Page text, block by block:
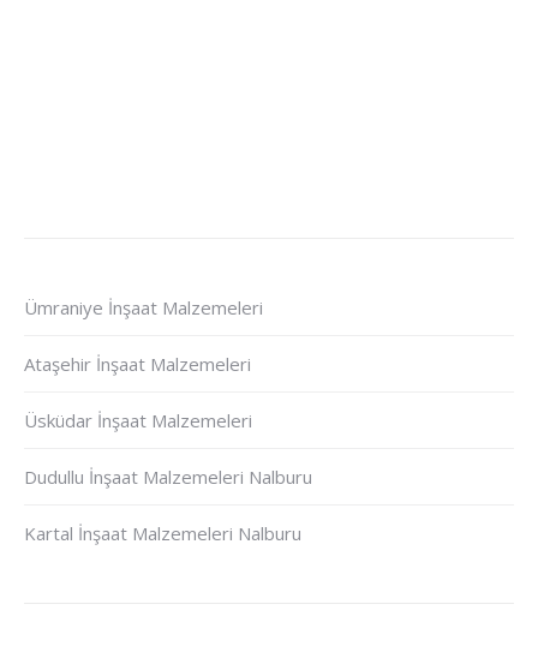
Ümraniye İnşaat Malzemeleri
Ataşehir İnşaat Malzemeleri
Üsküdar İnşaat Malzemeleri
Dudullu İnşaat Malzemeleri Nalburu
Kartal İnşaat Malzemeleri Nalburu